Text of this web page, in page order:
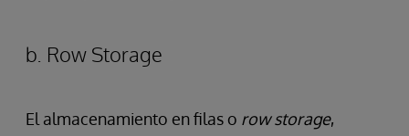
b. Row Storage
El almacenamiento en filas o row storage,